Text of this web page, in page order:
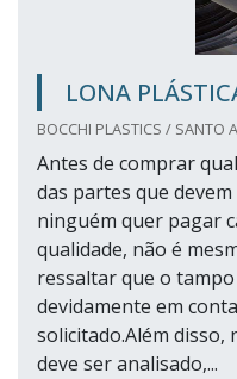
LONA
BOCCHI PLASTICS / SANTO
Antes de comprar
das partes que
ninguém quer pagar
qualidade, não é
ressaltar que o
devidamente em
solicitado.Além disso,
deve ser analisado,...